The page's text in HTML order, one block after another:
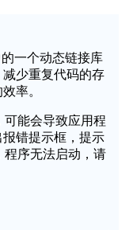
的一个动态链接库
少重复代码的存
率。
可能会导致应用程
错提示框，提示
程序无法启动，请